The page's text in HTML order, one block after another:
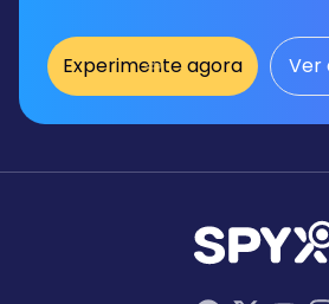
Experimente agora Ver